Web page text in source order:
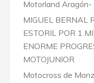
Motorland Aragón-
MIGUEL BERNAL
ESTORIL POR 1
ENORME
MOTOJUNIOR
Motocross de